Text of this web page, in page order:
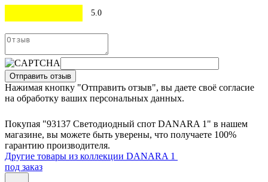
5.0
Отправить отзыв
Нажимая кнопку "Отправить отзыв", вы даете своё согласие
на обработку ваших персональных данных.
Покупая "93137 Светодиодный спот DANARA 1" в нашем
магазине, вы можете быть уверены, что получаете 100%
гарантию производителя.
Другие товары из коллекции DANARA 1
под заказ